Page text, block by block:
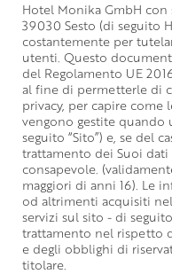
Hotel Monika GmbH con
39030 Sesto (di seguito
costantemente per
utenti. Questo
del Regolamento UE
al fine di permetterle di
privacy, per capire
vengono gestite quando
seguito “Sito”) e, se del
trattamento dei Suoi
consapevole.
maggiori di anni 16). Le
od altrimenti acquisiti
servizi sul sito - di
trattamento nel rispetto
e degli obblighi di
titolare.